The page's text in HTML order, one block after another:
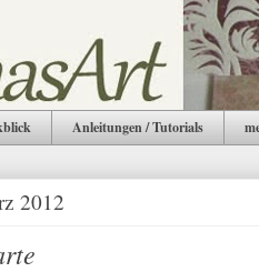
Anleitungen / Tutorials
2012